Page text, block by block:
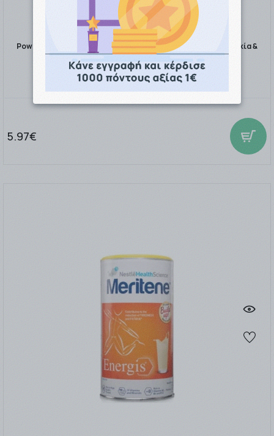
Power Of Nature Multi + Multi με Στέβια 20 αναβράζοντα δισκία &
Vitamin C 500mg …
5.97€